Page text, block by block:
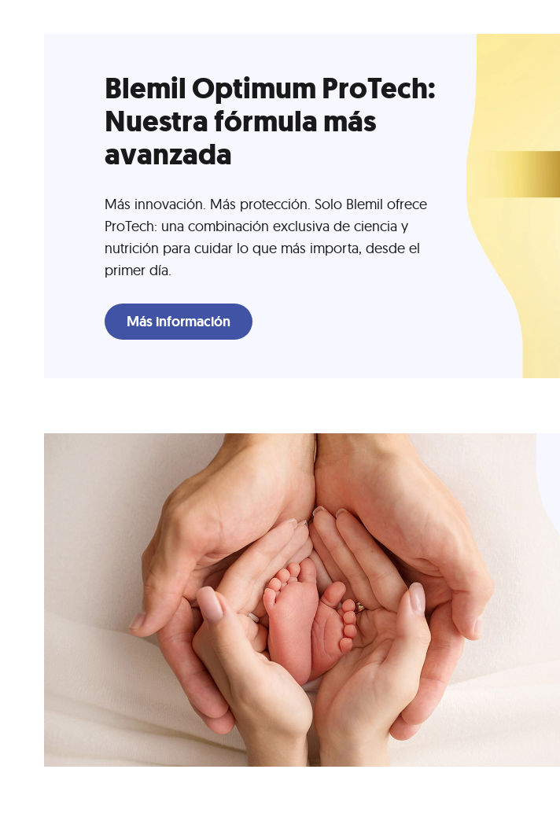
Blemil Optimum ProTech:
Nuestra fórmula más
avanzada
Más innovación. Más protección. Solo Blemil ofrece
ProTech: una combinación exclusiva de ciencia y
nutrición para cuidar lo que más importa, desde el
primer día.
Más información